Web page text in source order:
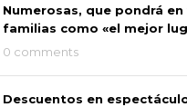
Numerosas, que pondrá
familias como «el mejor
0 comments
Descuentos en